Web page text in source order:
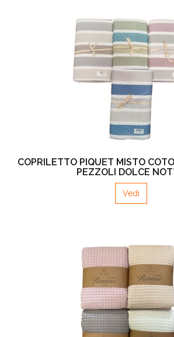
COPRILETTO PIQUET MISTO
PEZZOLI DOLCE
Vedi